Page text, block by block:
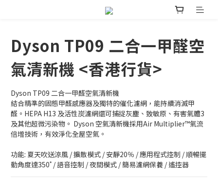
Dyson TP09 二合一甲醛空
氣清新機 <香港行貨>
Dyson TP09 二合一甲醛空氣清新機
結合精準的固態甲醛感應器及獨特的催化濾網，能持續消滅甲
醛。HEPA H13 及活性炭濾網還可捕捉灰塵、致敏原、有害氣體3
及其他超微污染物。 Dyson 空氣清新機採用Air Multiplier™氣流
倍增技術，有效淨化全屋空氣。
功能: 夏天吹送涼風 / 擴散模式 / 安靜20％ / 應用程式控制 / 順暢擺
動角度達350˚ / 語音控制 / 夜間模式 / 簡易濾網保養 / 遙控器